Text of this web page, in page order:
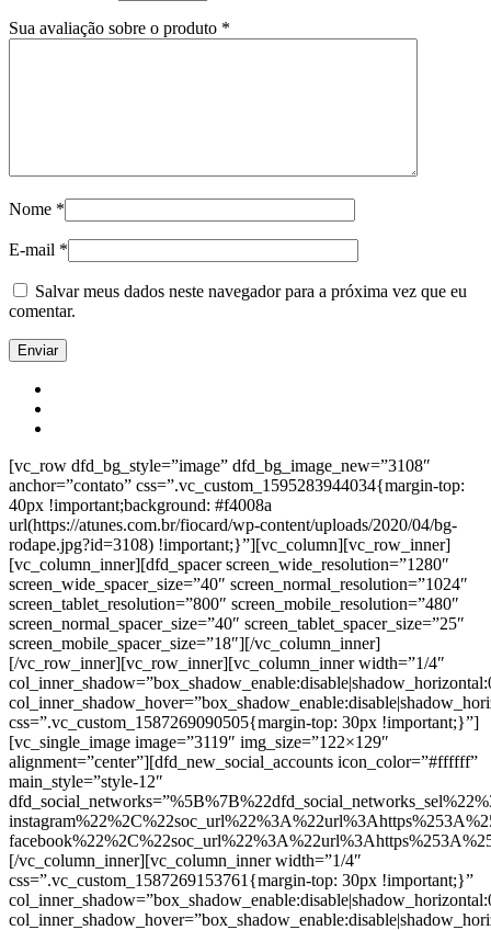
Sua avaliação sobre o produto *
Nome *
E-mail *
Salvar meus dados neste navegador para a próxima vez que eu
comentar.
[vc_row dfd_bg_style=”image” dfd_bg_image_new=”3108″
anchor=”contato” css=”.vc_custom_1595283944034{margin-top:
40px !important;background: #f4008a
url(https://atunes.com.br/fiocard/wp-content/uploads/2020/04/bg-
rodape.jpg?id=3108) !important;}”][vc_column][vc_row_inner]
[vc_column_inner][dfd_spacer screen_wide_resolution=”1280″
screen_wide_spacer_size=”40″ screen_normal_resolution=”1024″
screen_tablet_resolution=”800″ screen_mobile_resolution=”480″
screen_normal_spacer_size=”40″ screen_tablet_spacer_size=”25″
screen_mobile_spacer_size=”18″][/vc_column_inner]
[/vc_row_inner][vc_row_inner][vc_column_inner width=”1/4″
css=”.vc_custom_1587269090505{margin-top: 30px !important;}”]
[vc_single_image image=”3119″ img_size=”122×129″
alignment=”center”][dfd_new_social_accounts icon_color=”#ffffff”
main_style=”style-12″
[/vc_column_inner][vc_column_inner width=”1/4″
css=”.vc_custom_1587269153761{margin-top: 30px !important;}”